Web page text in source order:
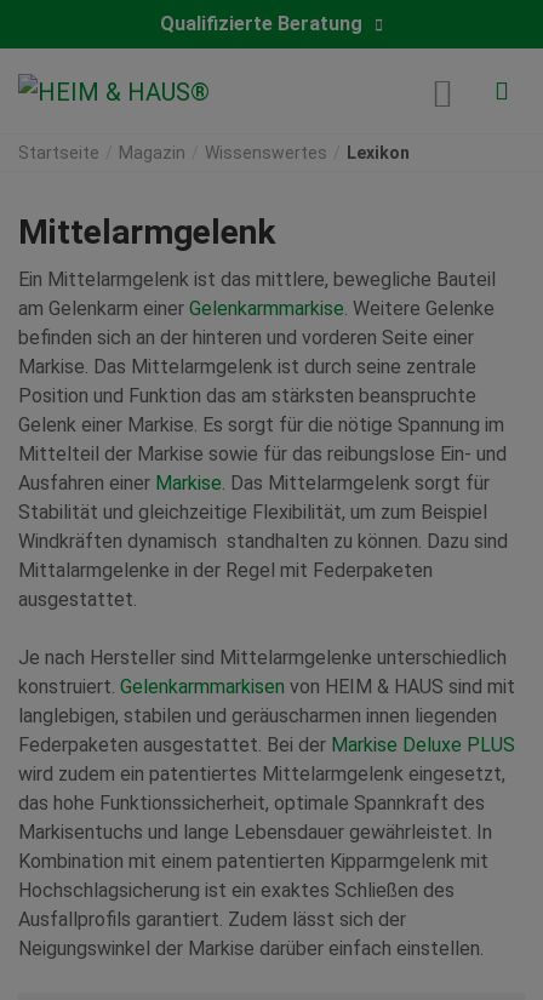
Qualifizierte Beratung
Startseite Magazin Wissenswertes Lexikon
Mittelarmgelenk
Ein Mittelarmgelenk ist das mittlere, bewegliche Bauteil
am Gelenkarm einer Gelenkarmmarkise. Weitere Gelenke
befinden sich an der hinteren und vorderen Seite einer
Markise. Das Mittelarmgelenk ist durch seine zentrale
Position und Funktion das am stärksten beanspruchte
Gelenk einer Markise. Es sorgt für die nötige Spannung im
Mittelteil der Markise sowie für das reibungslose Ein- und
Ausfahren einer Markise. Das Mittelarmgelenk sorgt für
Stabilität und gleichzeitige Flexibilität, um zum Beispiel
Windkräften dynamisch standhalten zu können. Dazu sind
Mittalarmgelenke in der Regel mit Federpaketen
ausgestattet.
Je nach Hersteller sind Mittelarmgelenke unterschiedlich
konstruiert. Gelenkarmmarkisen von HEIM & HAUS sind mit
langlebigen, stabilen und geräuscharmen innen liegenden
Federpaketen ausgestattet. Bei der Markise Deluxe PLUS
wird zudem ein patentiertes Mittelarmgelenk eingesetzt,
das hohe Funktionssicherheit, optimale Spannkraft des
Markisentuchs und lange Lebensdauer gewährleistet. In
Kombination mit einem patentierten Kipparmgelenk mit
Hochschlagsicherung ist ein exaktes Schließen des
Ausfallprofils garantiert. Zudem lässt sich der
Neigungswinkel der Markise darüber einfach einstellen.